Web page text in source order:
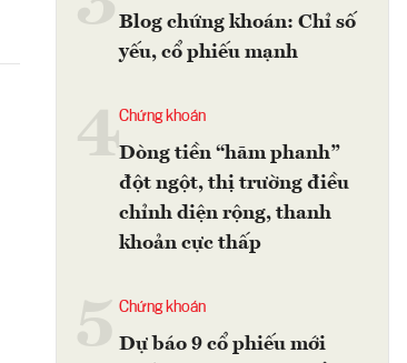
Blog chứng khoán: Chỉ số
yếu, cổ phiếu mạnh
4Chứng khoán
Dòng tiền “hãm phanh”
đột ngột, thị trường điều
chỉnh diện rộng, thanh
khoản cực thấp
Chứng khoán
Dự báo 9 cổ phiếu mới